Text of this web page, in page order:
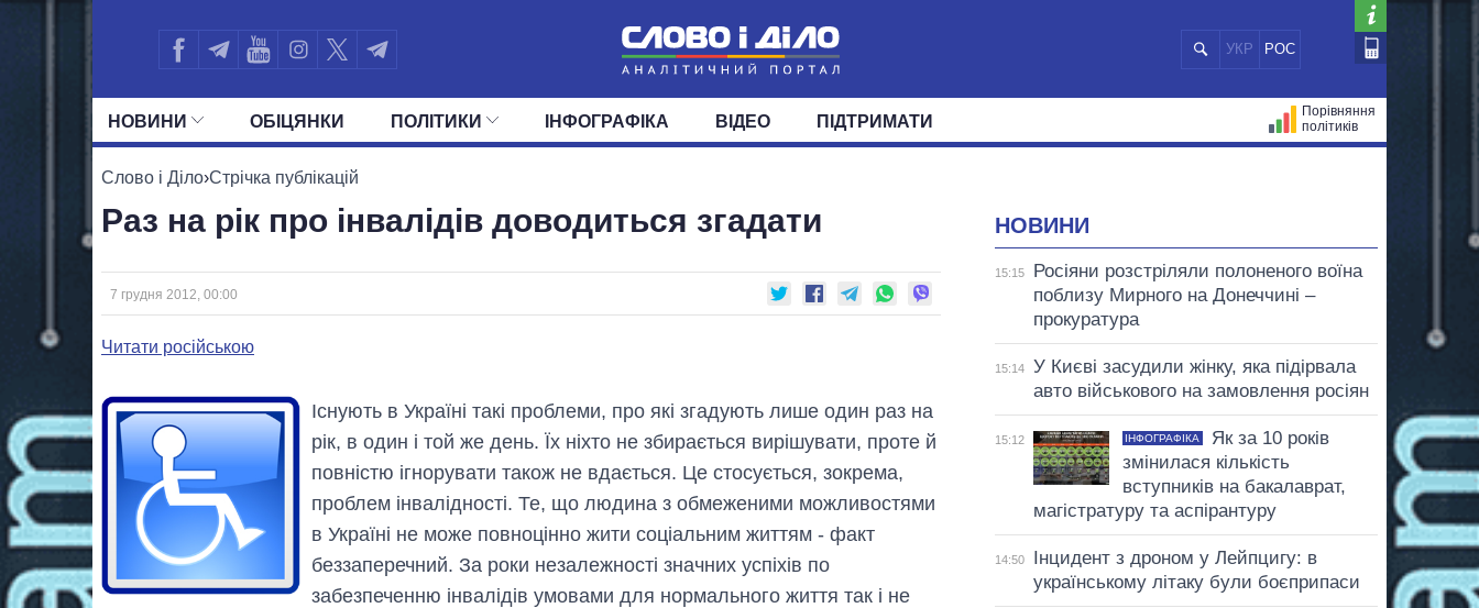
УКР РОС
НОВИНИ
ПОЛІТИКА ЕКОНОМІКА СУСПІЛЬСТВО
ОБIЦЯНКИ ПОЛIТИКИ
УСІ ПОЛІТИКИ
ДЕПУТАТИ КОМІТЕТИ ФРАКЦІЇ
ІНФОГРАФІКА ВІДЕО ПІДТРИМАТИ
Порівняння
політиків
Слово і Діло›Стрічка публікацій
Раз на рік про інвалідів доводиться згадати
7 грудня 2012, 00:00
Читати російською
Існують в Україні такі проблеми, про які згадують лише один раз на
рік, в один і той же день. Їх ніхто не збирається вирішувати, проте й
повністю ігнорувати також не вдається. Це стосується, зокрема,
проблем інвалідності. Те, що людина з обмеженими можливостями
в Україні не може повноцінно жити соціальним життям - факт
беззаперечний. За роки незалежності значних успіхів по
забезпеченню інвалідів умовами для нормального життя так і не
НОВИНИ
15:15
Росіяни розстріляли полоненого воїна
поблизу Мирного на Донеччині –
прокуратура
15:14
У Києві засудили жінку, яка підірвала
авто військового на замовлення росіян
15:12 ІНФОГРАФІКА
Як за 10 років
змінилася кількість
вступників на бакалаврат,
магістратуру та аспірантуру
14:50
Інцидент з дроном у Лейпцигу: в
українському літаку були боєприпаси